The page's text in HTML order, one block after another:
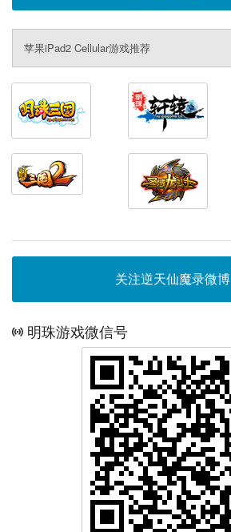
苹果iPad2 Cellular游戏推荐
关注逆天仙魔录微博
明珠游戏微信号